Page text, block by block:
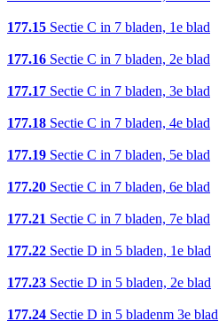
177.15 Sectie C in 7 bladen, 1e blad
177.16 Sectie C in 7 bladen, 2e blad
177.17 Sectie C in 7 bladen, 3e blad
177.18 Sectie C in 7 bladen, 4e blad
177.19 Sectie C in 7 bladen, 5e blad
177.20 Sectie C in 7 bladen, 6e blad
177.21 Sectie C in 7 bladen, 7e blad
177.22 Sectie D in 5 bladen, 1e blad
177.23 Sectie D in 5 bladen, 2e blad
177.24 Sectie D in 5 bladenm 3e blad